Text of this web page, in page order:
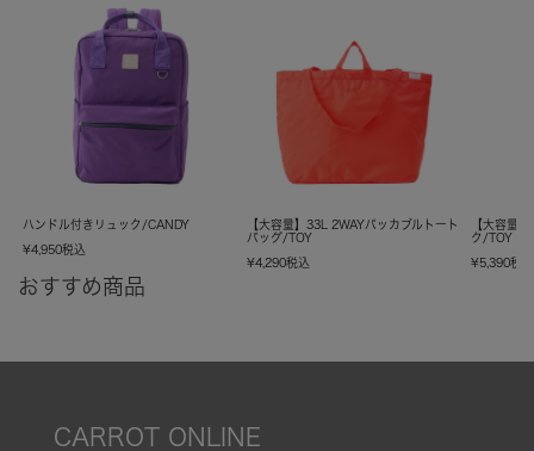
ハンドル付きリュック/CANDY
¥4,950税込
【大容量】33L 2WAYパッカブルトート
バッグ/TOY
¥4,290税込
【大容量
ク/TOY
¥5,390税込
おすすめ商品
CARROT ONLINE